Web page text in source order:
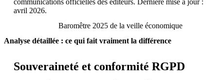
communications officielles des éditeurs. Dernière mise à jour :
avril 2026.
Baromêtre 2025 de la veille économique
Analyse détaillée : ce qui fait vraiment la différence
Souveraineté et conformité RGPD